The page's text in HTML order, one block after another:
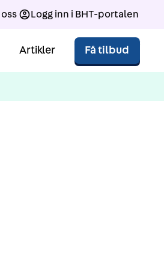
Logg inn i BHT-portalen
Artikler Få tilbud